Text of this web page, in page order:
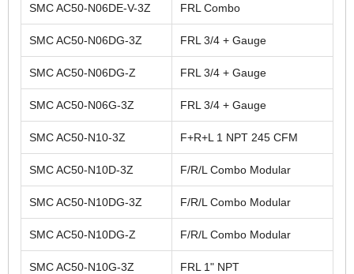
SMC AC50-N06DE-V-3Z FRL Combo
SMC AC50-N06DG-3Z FRL 3/4 + Gauge
SMC AC50-N06DG-Z FRL 3/4 + Gauge
SMC AC50-N06G-3Z FRL 3/4 + Gauge
SMC AC50-N10-3Z F+R+L 1 NPT 245 CFM
SMC AC50-N10D-3Z F/R/L Combo Modular
SMC AC50-N10DG-3Z F/R/L Combo Modular
SMC AC50-N10DG-Z F/R/L Combo Modular
SMC AC50-N10G-3Z FRL 1" NPT